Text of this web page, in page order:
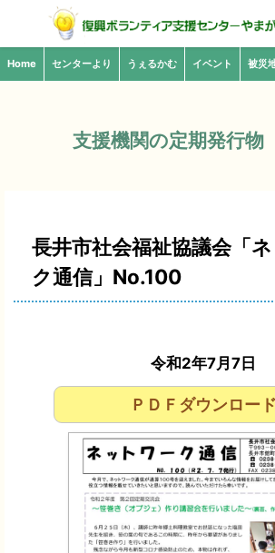
Home センターより うぇるかむ イベント 被災
支援機関の定期発行物
長井市社会福祉協議会「
ク通信」No.100
令和2年7月7日
ＰＤＦダウンロード